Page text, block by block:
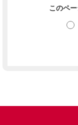
このペ